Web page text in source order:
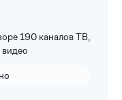
190 каналов ТВ,